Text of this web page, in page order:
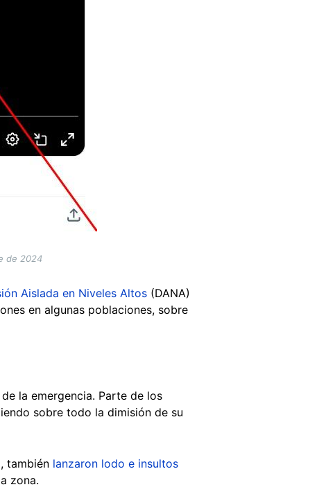
de 2024
Aislada en Niveles Altos (DANA)
en algunas poblaciones, sobre
la emergencia. Parte de los
sobre todo la dimisión de su
también lanzaron lodo e insultos
zona.